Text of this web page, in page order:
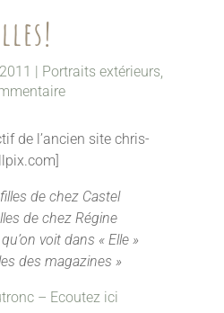
Portraits extérieurs,
de l’ancien site chris-
de chez Castel
de chez Régine
voit dans « Elle »
des magazines »
– Ecoutez ici